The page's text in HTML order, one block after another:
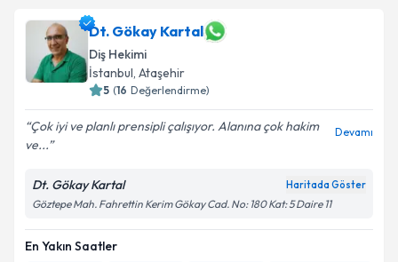
Dt. Gökay Kartal
Diş Hekimi
İstanbul, Ataşehir
5 (16 Değerlendirme)
Çok iyi ve planlı prensipli çalışıyor. Alanına çok hakim
ve...
Devamı
Dt. Gökay Kartal Haritada Göster
Göztepe Mah. Fahrettin Kerim Gökay Cad. No: 180 Kat: 5 Daire 11
En Yakın Saatler